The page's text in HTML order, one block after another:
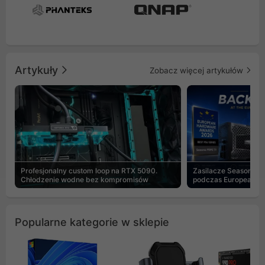
Artykuły Zobacz więcej artykułów
Profesjonalny custom loop na RTX 5090.
Chłodzenie wodne bez kompromisów
Zasilacze Seasonic
podczas European
Popularne kategorie w sklepie